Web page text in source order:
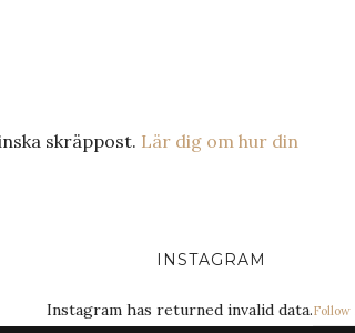
skräppost. Lär dig om hur din
INSTAGRAM
Instagram has returned invalid data.Follow